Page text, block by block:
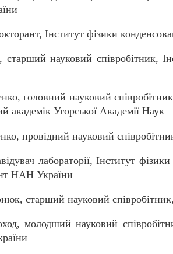
Інститут фізики
науковий співробітник,
головний науковий
академік Угорської Академії Наук
провідний науковий
лабораторії, Інститут
НАН України
старший науковий
молодший науковий